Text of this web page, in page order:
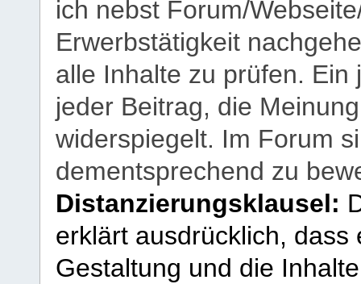
ich nebst Forum/
Erwerbstätigkeit
alle Inhalte zu prüfen.
jeder Beitrag, die
widerspiegelt. Im Forum
dementsprechend zu
Distanzierungsklausel:
erklärt ausdrücklich,
Gestaltung und die